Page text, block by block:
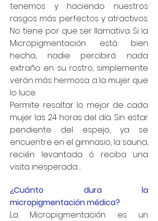
tenemos y haciendo nuestros
rasgos más perfectos y atractivos.
No tiene por que ser llamativa. Si la
Micropigmentación está bien
hecha, nadie percibirá nada
extraño en su rostro, simplemente
verán más hermosa a la mujer que
lo luce.
Permite resaltar lo mejor de cada
mujer las 24 horas del día. Sin estar
pendiente del espejo, ya se
encuentre en el gimnasio, la sauna,
recién levantada ó reciba una
visita inesperada…
¿Cuánto dura la
micropigmentación médica?
La Micropigmentación es un